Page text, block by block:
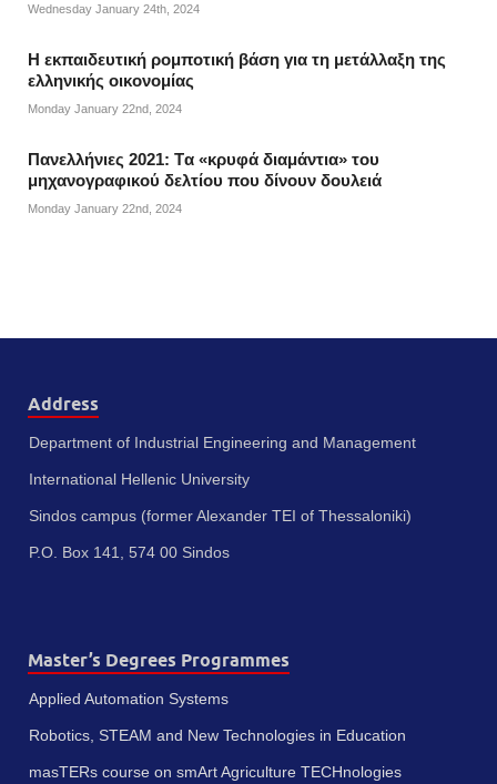
Wednesday January 24th, 2024
Η εκπαιδευτική ρομποτική βάση για τη μετάλλαξη της
ελληνικής οικονομίας
Monday January 22nd, 2024
Πανελλήνιες 2021: Tα «κρυφά διαμάντια» του
μηχανογραφικού δελτίου που δίνουν δουλειά
Monday January 22nd, 2024
Address
Department of Industrial Engineering and Management
International Hellenic University
Sindos campus (former Alexander TEI of Thessaloniki)
P.O. Box 141, 574 00 Sindos
Master’s Degrees Programmes
Applied Automation Systems
Robotics, STEAM and New Technologies in Education
masTERs course on smArt Agriculture TECHnologies